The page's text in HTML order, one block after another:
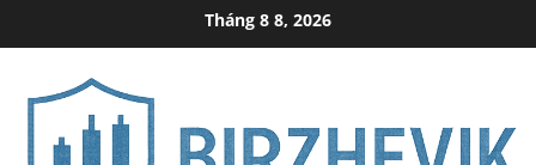
to
Tháng 8 8, 2026